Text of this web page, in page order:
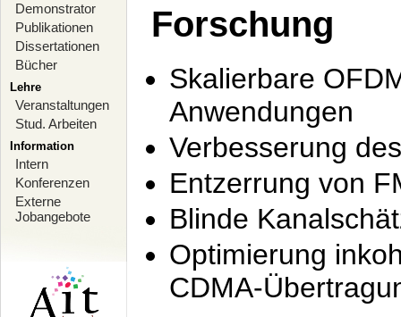
Demonstrator
Publikationen
Dissertationen
Bücher
Lehre
Veranstaltungen
Stud. Arbeiten
Information
Intern
Konferenzen
Externe
Jobangebote
Forschung
Skalierbare
Anwendungen
Verbesserung
Entzerrung von
Blinde
Optimierung
CDMA-